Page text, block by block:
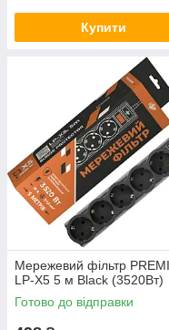
Купити
Мережевий фільтр
LP-X5 5 м Black (3520Вт)
Готово до відправки